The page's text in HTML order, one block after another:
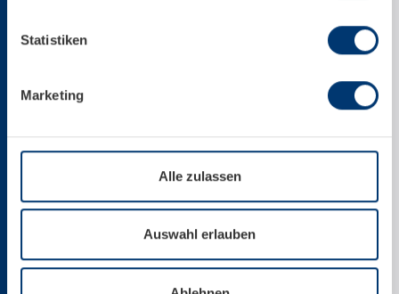
Mehr über uns im Impressum.
Statistiken
Marketing
Alle zulassen
Auswahl erlauben
office@kitzsteinhorn.at
News per E-Mail